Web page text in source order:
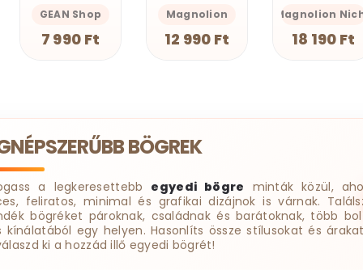
Magnolion
12 990 Ft
Magnolion Niche
18 190 Ft
Magnolion
12 990 Ft
BÖGREK
a legkeresettebb egyedi bögre minták közül,
feliratos, minimal és grafikai dizájnok is várnak.
bögréket pároknak, családnak és barátoknak, több
kínálatából egy helyen. Hasonlíts össze stílusokat és
ki a hozzád illő egyedi bögrét!